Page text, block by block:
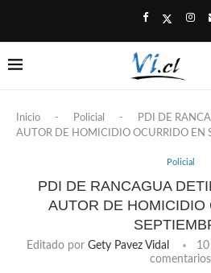
Inicio - Policial -
PDI DE
AUTOR DE HOMICIDIO OCURRIDO EN
Policial
PDI DE RANCAGUA
AUTOR DE HOMICIDIO
Editado por Gety Pavez Vidal
comentarios